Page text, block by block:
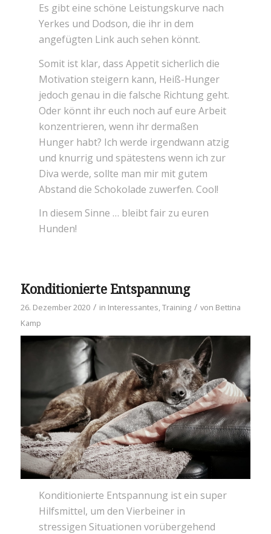
Es gibt eine schöne Leistungskurve nach
Yerkes und Dodson, die ihr in dem
angefügten Link auch sehen könnt.
Somit ist klar, dass Appetit sicherlich die
Motivation steigern kann, Heiß-Hunger
jedoch genau in die falsche Richtung geht.
Oder könnt ihr euch noch auf eure Arbeit
konzentrieren, wenn ihr dermaßen
Hunger habt? Ich werde irgendwann atzig
und knurrig und spätestens wenn ich zur
Diva werde, sollte man mir mit gutem
Abstand die Schokolade zuwerfen. Cool!
In diesem Sinne … bleibt fair zu euren
Hunden!
Konditionierte Entspannung
26. Dezember 2020 / in Interessantes,Training / von Bettina
Kamp
Konditionierte Entspannung ist ein super
Hilfsmittel, um den Vierbeiner in
stressigen Situationen vorübergehend